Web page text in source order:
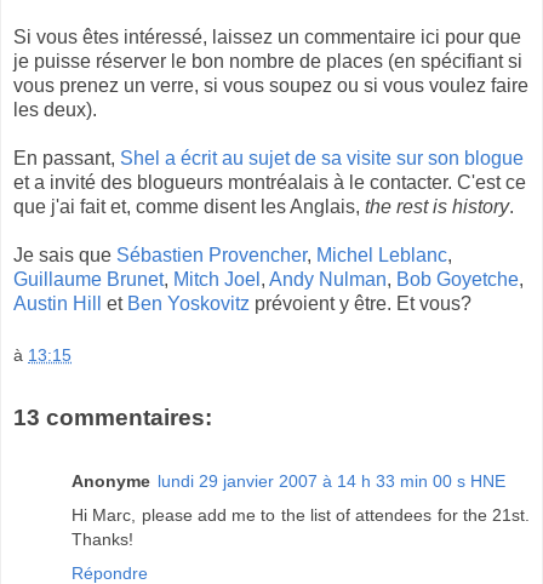
Si vous êtes intéressé, laissez un commentaire ici pour que
je puisse réserver le bon nombre de places (en spécifiant si
vous prenez un verre, si vous soupez ou si vous voulez faire
les deux).
En passant, Shel a écrit au sujet de sa visite sur son blogue
et a invité des blogueurs montréalais à le contacter. C'est ce
que j'ai fait et, comme disent les Anglais, the rest is history.
Je sais que Sébastien Provencher, Michel Leblanc,
Guillaume Brunet, Mitch Joel , Andy Nulman, Bob Goyetche,
Austin Hill
et Ben Yoskovitz prévoient y être. Et vous?
à 13:15
13 commentaires:
Anonyme lundi 29 janvier 2007 à 14 h 33 min 00 s HNE
Hi Marc, please add me to the list of attendees for the 21st.
Thanks!
Répondre